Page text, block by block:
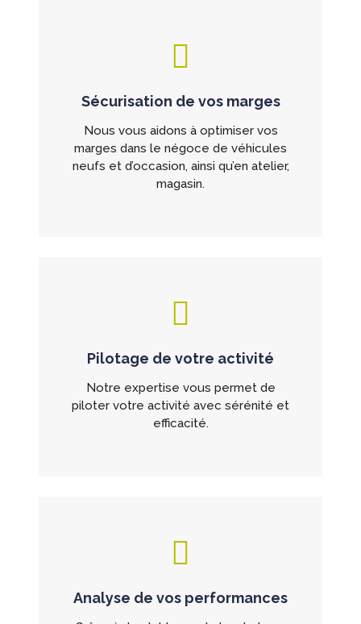
Sécurisation de vos marges
Nous vous aidons à optimiser vos
marges dans le négoce de véhicules
neufs et d’occasion, ainsi qu’en atelier,
magasin.
Pilotage de votre activité
Notre expertise vous permet de
piloter votre activité avec sérénité et
efficacité.
Analyse de vos performances